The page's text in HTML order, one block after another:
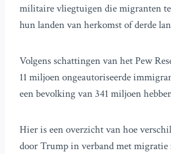
militaire vliegtuigen die migranten
hun landen van herkomst of derde
Volgens schattingen van het Pew
11 miljoen ongeautoriseerde
een bevolking van 341 miljoen
Hier is een overzicht van hoe
door Trump in verband met migratie